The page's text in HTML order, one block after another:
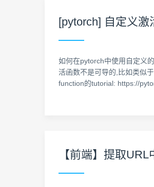
[pytorch] 自定义
如何在pytorch中使用自定义
活函数不是可导的,比如类似
function的tutorial: https://
【前端】提取